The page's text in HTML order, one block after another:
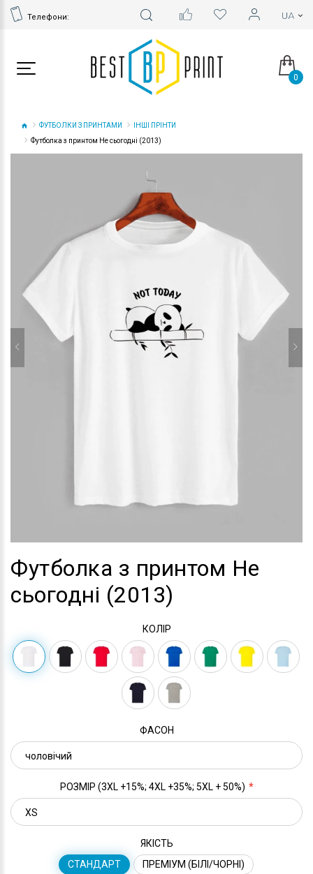
Телефони:
0
ФУТБОЛКИ З ПРИНТАМИ
ІНШІ ПРІНТИ
Футболка з принтом Не сьогодні (2013)
Футболка з принтом Не
сьогодні (2013)
КОЛІР
ФАСОН
РОЗМІР (3XL +15%; 4XL +35%; 5XL + 50%)
ЯКІСТЬ
СТАНДАРТ
ПРЕМІУМ (БІЛІ/ЧОРНІ)